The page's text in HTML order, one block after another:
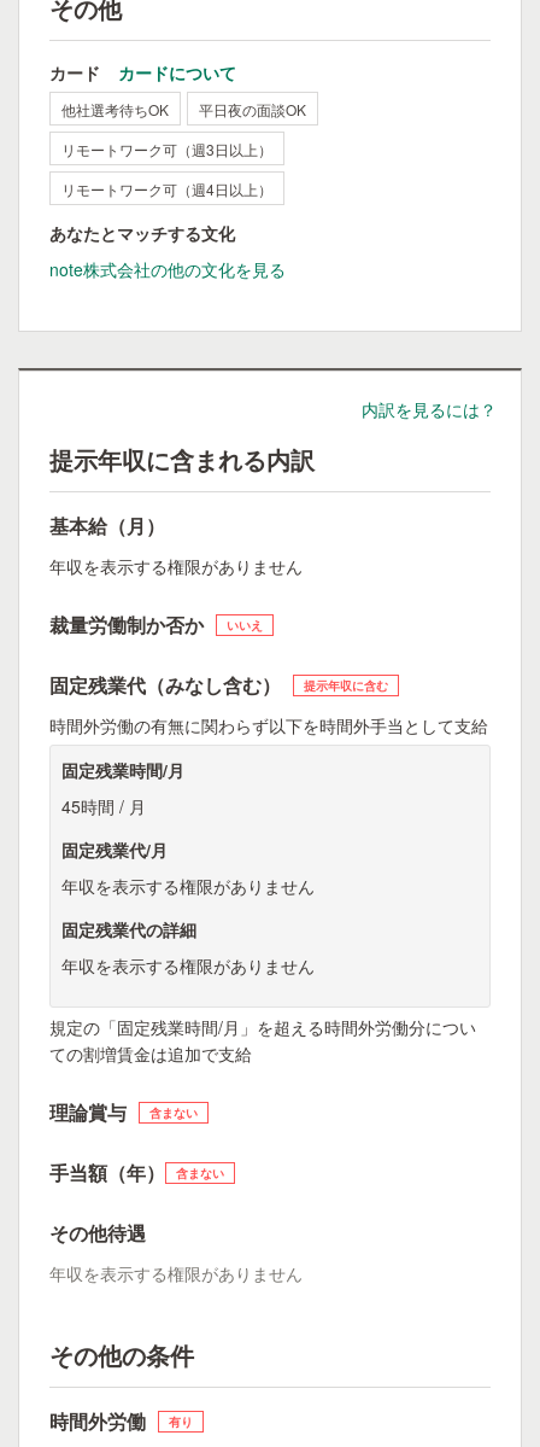
その他
カード カードについて
他社選考待ちOK
平日夜の面談OK
リモートワーク可（週3日以上）
リモートワーク可（週4日以上）
あなたとマッチする文化
note株式会社の他の文化を見る
内訳を見るには？
提示年収に含まれる内訳
基本給（月）
年収を表示する権限がありません
裁量労働制か否か いいえ
固定残業代（みなし含む） 提示年収に含む
時間外労働の有無に関わらず以下を時間外手当として支給
固定残業時間/月
45時間 / 月
固定残業代/月
年収を表示する権限がありません
固定残業代の詳細
年収を表示する権限がありません
規定の「固定残業時間/月」を超える時間外労働分につい
ての割増賃金は追加で支給
理論賞与 含まない
手当額（年） 含まない
その他待遇
年収を表示する権限がありません
その他の条件
時間外労働 有り